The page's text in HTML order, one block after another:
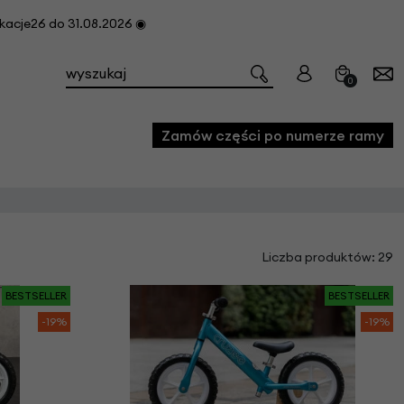
do 31.08.2026 ◉
0
i konserwacji roweru
Zamów części po numerze ramy
Liczba produktów: 29
BESTSELLER
-19%
BESTSELLER
-19%